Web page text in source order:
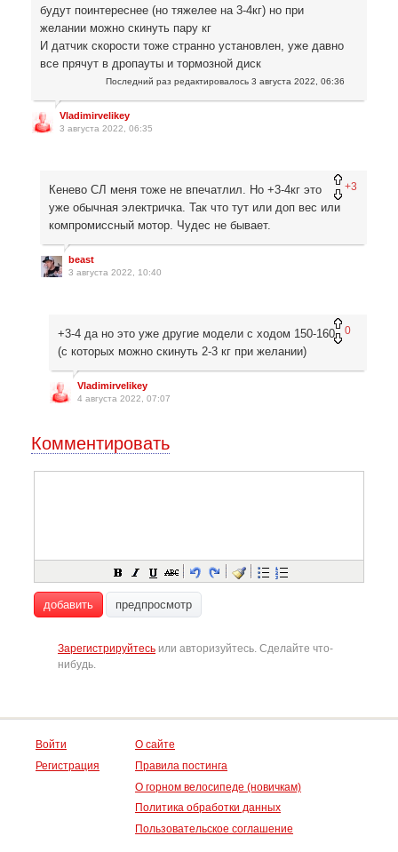
будут поинтереснее (но тяжелее на 3-4кг) но при
желании можно скинуть пару кг
И датчик скорости тоже странно установлен, уже давно
все прячут в дропауты и тормозной диск
Последний раз редактировалось 3 августа 2022, 06:36
Vladimirvelikey
3 августа 2022, 06:35
+3
Кенево СЛ меня тоже не впечатлил. Но +3-4кг это
уже обычная электричка. Так что тут или доп вес или
компромиссный мотор. Чудес не бывает.
beast
3 августа 2022, 10:40
0
+3-4 да но это уже другие модели с ходом 150-160
(с которых можно скинуть 2-3 кг при желании)
Vladimirvelikey
4 августа 2022, 07:07
Комментировать
добавить предпросмотр
Зарегистрируйтесь или авторизуйтесь. Сделайте что-
нибудь.
Войти
Регистрация
О сайте
Правила постинга
О горном велосипеде (новичкам)
Политика обработки данных
Пользовательское соглашение